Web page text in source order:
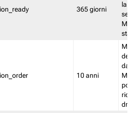
365 giorni
la
stato
10 anni
delle